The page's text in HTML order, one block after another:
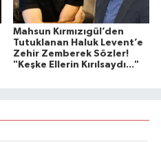
Mahsun Kırmızıgül’den
Tutuklanan Haluk Levent’e
Zehir Zemberek Sözler!
"Keşke Ellerin Kırılsaydı..."